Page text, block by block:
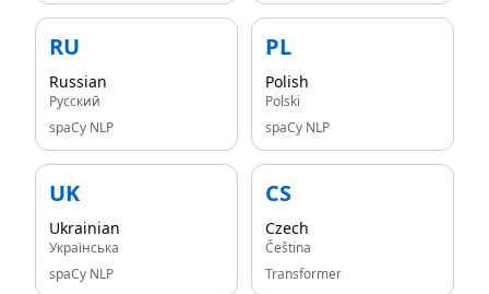
RU
Russian
Русский
spaCy NLP
PL
Polish
Polski
spaCy NLP
UK
Ukrainian
Українська
spaCy NLP
CS
Czech
Čeština
Transformer